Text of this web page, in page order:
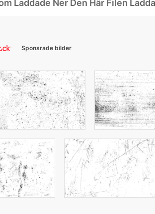
Laddade Ner Den Här Filen
Sponsrade bilder